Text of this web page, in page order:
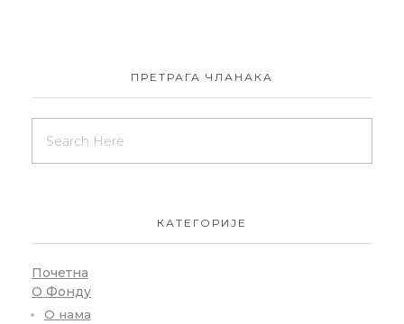
ПРЕТРАГА ЧЛАНАКА
КАТЕГОРИЈЕ
Почетна
О Фонду
О нама